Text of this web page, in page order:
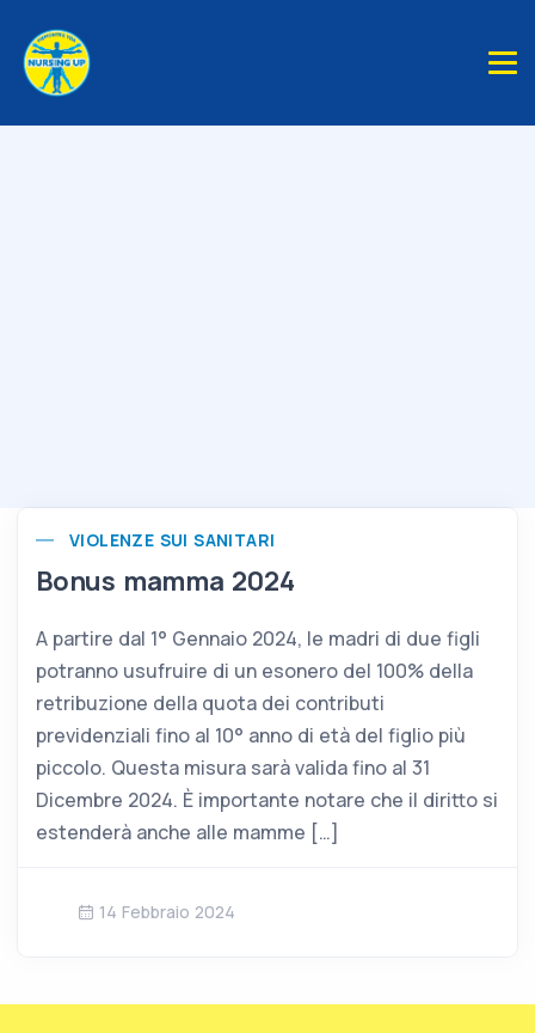
VIOLENZE SUI SANITARI
Bonus mamma 2024
A partire dal 1° Gennaio 2024, le madri di due figli
potranno usufruire di un esonero del 100% della
retribuzione della quota dei contributi
previdenziali fino al 10° anno di età del figlio più
piccolo. Questa misura sarà valida fino al 31
Dicembre 2024. È importante notare che il diritto si
estenderà anche alle mamme […]
14 Febbraio 2024